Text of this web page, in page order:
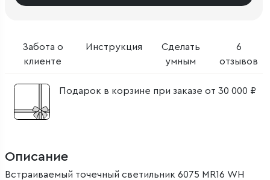
Забота о
клиенте
Инструкция
Сделать
умным
6
отзывов
Подарок в корзине при заказе от 30 000 ₽
Описание
Встраиваемый точечный светильник 6075 MR16 WH